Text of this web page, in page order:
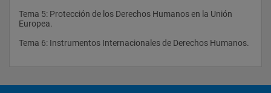
Tema 5: Protección de los Derechos Humanos en la Unión
Europea.
Tema 6: Instrumentos Internacionales de Derechos Humanos.